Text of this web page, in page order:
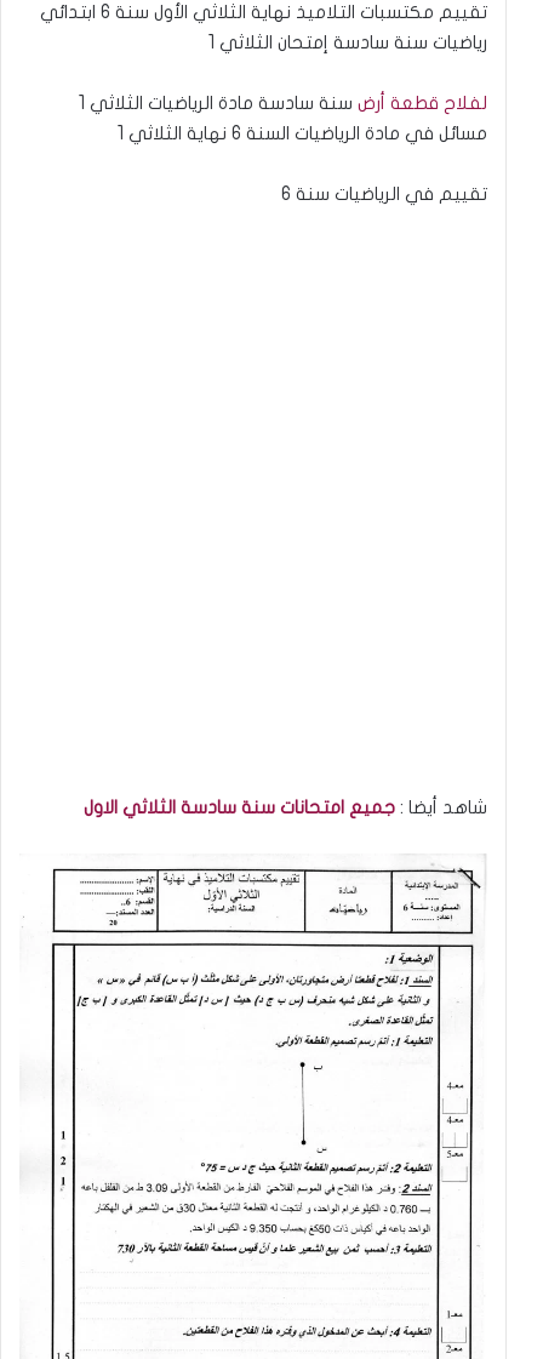
تقييم مكتسبات التلاميذ نهاية الثلاثي الأول سنة 6 ابتدائي
رياضيات سنة سادسة إمتحان الثلاثي 1
لفلاح قطعة أرض سنة سادسة مادة الرياضيات الثلاثي 1
مسائل في مادة الرياضيات السنة 6 نهاية الثلاثي 1
تقييم في الرياضيات سنة 6
شاهد أيضا : جميع امتحانات سنة سادسة الثلاثي الاول